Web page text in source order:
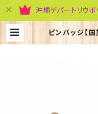
沖縄デパートリウ
ピンバッジ【
室】Tradition 90040-T246